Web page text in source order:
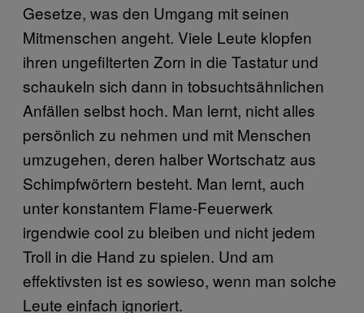
Gesetze, was den Umgang mit seinen
Mitmenschen angeht. Viele Leute klopfen
ihren ungefilterten Zorn in die Tastatur und
schaukeln sich dann in tobsuchtsähnlichen
Anfällen selbst hoch. Man lernt, nicht alles
persönlich zu nehmen und mit Menschen
umzugehen, deren halber Wortschatz aus
Schimpfwörtern besteht. Man lernt, auch
unter konstantem Flame-Feuerwerk
irgendwie cool zu bleiben und nicht jedem
Troll in die Hand zu spielen. Und am
effektivsten ist es sowieso, wenn man solche
Leute einfach ignoriert.